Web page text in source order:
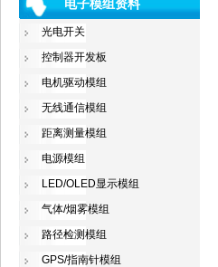
电子模组资料
光电开关
控制器开发板
电机驱动模组
无线通信模组
距离测量模组
电源模组
LED/OLED显示模组
气体/烟雾模组
路径检测模组
GPS/指南针模组